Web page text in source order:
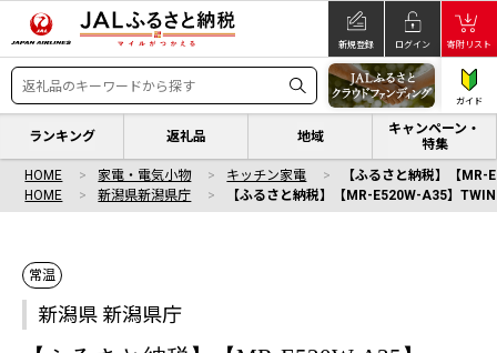
新規登録 ログイン 寄附リスト
ガイド
ランキング 返礼品 地域
キャンペーン・
特集
HOME 家電・電気小物 キッチン家電
【ふるさと納税】【
HOME
新潟県新潟県庁 【ふるさと納税】【MR-E520W-A35】
常温
新潟県 新潟県庁